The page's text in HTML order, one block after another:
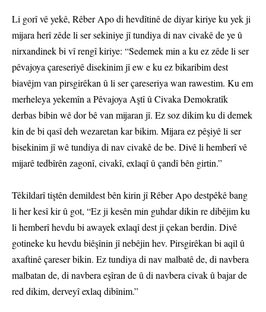
Li gorî vê yekê, Rêber Apo di hevdîtinê de diyar kiriye ku yek ji
mijara herî zêde li ser sekiniye jî tundiya di nav civakê de ye û
nirxandinek bi vî rengî kiriye: “Sedemek min a ku ez zêde li ser
pêvajoya çareseriyê disekinim jî ew e ku ez bikaribim dest
biavêjm van pirsgirêkan û li ser çareseriya wan rawestim. Ku em
merheleya yekemîn a Pêvajoya Aştî û Civaka Demokratîk
derbas bibin wê dor bê van mijaran jî. Ez soz dikim ku di demek
kin de bi qasî deh wezaretan kar bikim. Mijara ez pêşiyê li ser
bisekinim jî wê tundiya di nav civakê de be. Divê li hemberî vê
mijarê tedbîrên zagonî, civakî, exlaqî û çandî bên girtin.”
Têkildarî tiştên demildest bên kirin jî Rêber Apo destpêkê bang
li her kesî kir û got, “Ez ji kesên min guhdar dikin re dibêjim ku
li hemberî hevdu bi awayek exlaqî dest ji çekan berdin. Divê
gotineke ku hevdu biêşînin jî nebêjin hev. Pirsgirêkan bi aqil û
axaftinê çareser bikin. Ez tundiya di nav malbatê de, di navbera
malbatan de, di navbera eşîran de û di navbera civak û bajar de
red dikim, derveyî exlaq dibînim.”